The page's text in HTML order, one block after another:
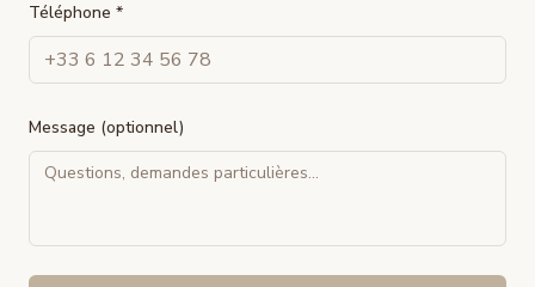
Téléphone *
Message (optionnel)